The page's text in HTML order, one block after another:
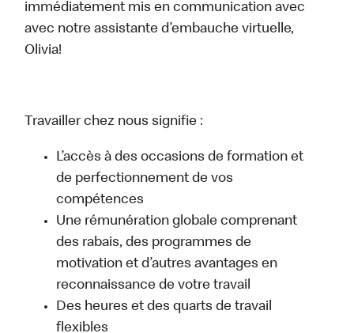
immédiatement mis en communication avec
avec notre assistante d’embauche virtuelle,
Olivia!
Travailler chez nous signifie :
L’accès à des occasions de formation et
de perfectionnement de vos
compétences
Une rémunération globale comprenant
des rabais, des programmes de
motivation et d’autres avantages en
reconnaissance de votre travail
Des heures et des quarts de travail
flexibles